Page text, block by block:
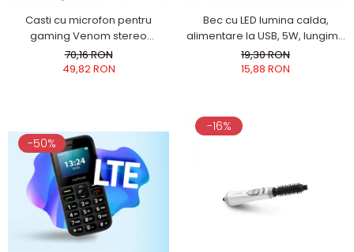
Ingrijire locuinta
Aparate de curatat cu abur
Aspiratoare
Fiare, statii & aparate de calcat cu
Laminatoare si accesorii
Casti cu microfon pentru
gaming Venom stereo
conexiune jack 2 x 3.5 microfon
si casca, ajustabile, flexibile
70,16 RON
49,82 RON
Bec cu LED lumina calda,
alimentare la USB, 5W, lungime
cablu 2.5m
19,30 RON
15,88 RON
-50%
-16%